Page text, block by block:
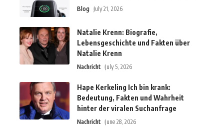
Blog July 21, 2026
Natalie Krenn: Biografie,
Lebensgeschichte und Fakten über
Natalie Krenn
Nachricht July 5, 2026
Hape Kerkeling Ich bin krank:
Bedeutung, Fakten und Wahrheit
hinter der viralen Suchanfrage
Nachricht June 28, 2026